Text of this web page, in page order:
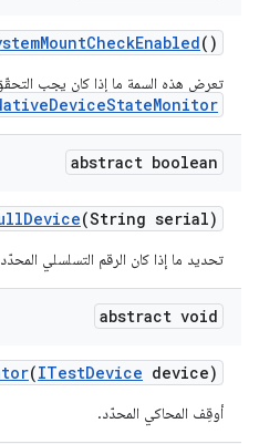
MountCheckEnabled()
تعرض هذه السمة ما إذا كان يجب
abstract boolean
Device(String serial)
تحديد ما إذا كان الرقم التسلسلي
abstract void
(ITestDevice device)
أوقِف المحاكي المحدّد.